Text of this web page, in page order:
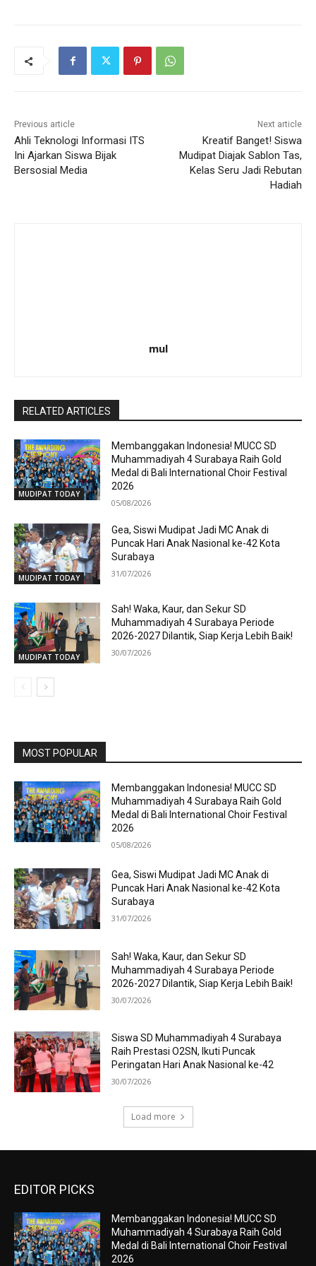
Previous article
Ahli Teknologi Informasi ITS
Ini Ajarkan Siswa Bijak
Bersosial Media
Next article
Kreatif Banget! Siswa
Mudipat Diajak Sablon Tas,
Kelas Seru Jadi Rebutan
Hadiah
mul
RELATED ARTICLES
MUDIPAT TODAY
Membanggakan Indonesia! MUCC SD
Muhammadiyah 4 Surabaya Raih Gold
Medal di Bali International Choir Festival
2026
05/08/2026
MUDIPAT TODAY
Gea, Siswi Mudipat Jadi MC Anak di
Puncak Hari Anak Nasional ke-42 Kota
Surabaya
31/07/2026
MUDIPAT TODAY
Sah! Waka, Kaur, dan Sekur SD
Muhammadiyah 4 Surabaya Periode
2026-2027 Dilantik, Siap Kerja Lebih Baik!
30/07/2026
MOST POPULAR
Membanggakan Indonesia! MUCC SD
Muhammadiyah 4 Surabaya Raih Gold
Medal di Bali International Choir Festival
2026
05/08/2026
Gea, Siswi Mudipat Jadi MC Anak di
Puncak Hari Anak Nasional ke-42 Kota
Surabaya
31/07/2026
Sah! Waka, Kaur, dan Sekur SD
Muhammadiyah 4 Surabaya Periode
2026-2027 Dilantik, Siap Kerja Lebih Baik!
30/07/2026
Siswa SD Muhammadiyah 4 Surabaya
Raih Prestasi O2SN, Ikuti Puncak
Peringatan Hari Anak Nasional ke-42
30/07/2026
Load more
EDITOR PICKS
Membanggakan Indonesia! MUCC SD
Muhammadiyah 4 Surabaya Raih Gold
Medal di Bali International Choir Festival
2026